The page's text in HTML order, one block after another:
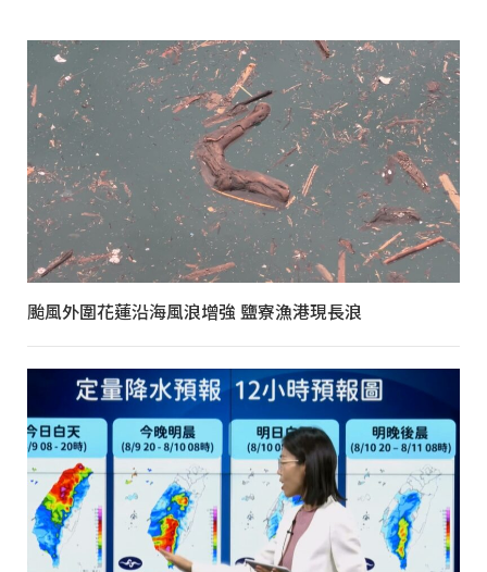
颱風外圍花蓮沿海風浪增強 鹽寮漁港現長浪